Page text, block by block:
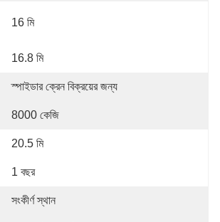
16 মি
16.8 মি
স্পাইডার ক্রেন বিক্রয়ের জন্য
8000 কেজি
20.5 মি
1 বছর
সংকীর্ণ স্থান